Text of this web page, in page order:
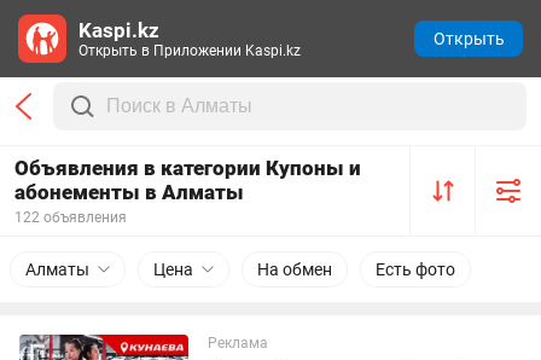
Объявления в категории Купоны и
абонементы в Алматы
122 объявления
Алматы Цена На обмен Есть фото
Реклама
Kaspi.kz
Открыть в Приложении Kaspi.kz
Открыть